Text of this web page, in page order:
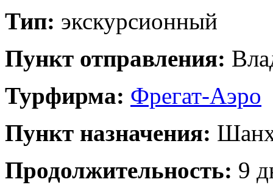
Тип: экскурсионный
Пункт отправления:
Турфирма: Фрегат-Аэро
Пункт назначения:
Продолжительность: 9